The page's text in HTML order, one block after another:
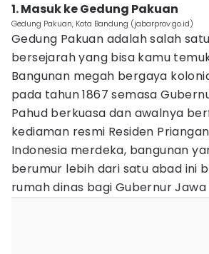
1. Masuk ke Gedung Pakuan
Gedung Pakuan, Kota Bandung (jabarprov.go.id)
Gedung Pakuan adalah salah
bersejarah yang bisa kamu
Bangunan megah bergaya
pada tahun 1867 semasa
Pahud berkuasa dan awalnya
kediaman resmi Residen
Indonesia merdeka, bangunan
berumur lebih dari satu abad ini
rumah dinas bagi Gubernur Jawa